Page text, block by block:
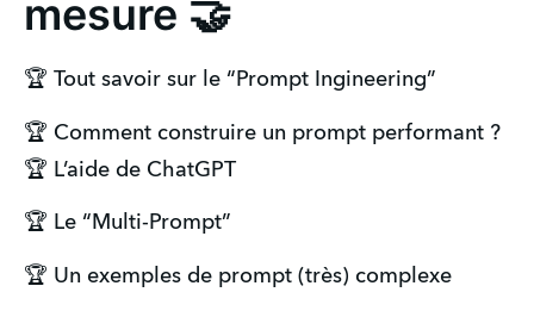
mesure 🤝
🏆 Tout savoir sur le “Prompt Ingineering”
🏆 Comment construire un prompt performant ?
🏆 L’aide de ChatGPT
🏆 Le “Multi-Prompt”
🏆 Un exemples de prompt (très) complexe